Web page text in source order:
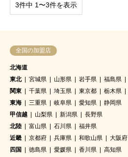
3件中 1〜3件を表示
全国の加盟店
北海道
東北
宮城県 山形県 岩手県 福島県
関東
千葉県 埼玉県 東京都 栃木県
東海
三重県 岐阜県 愛知県
静岡県
甲信越
山梨県 新潟県
長野県
北陸
富山県 石川県
福井県
近畿
京都府 兵庫県 和歌山県 大阪府
四国
徳島県 愛媛県 香川県
高知県